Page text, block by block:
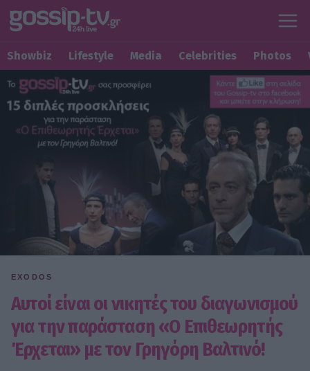
Showbiz Lifestyle Media Celebrities Photos
EXODOS
Αυτοί είναι οι νικητές του διαγωνισμού
για την παράσταση «Ο Επιθεωρητής
Έρχεται» με τον Γρηγόρη Βαλτινό!